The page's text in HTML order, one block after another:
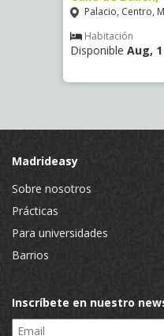
Palacio, Centro,
Habitación
Disponible Aug,
Madrideasy
Sobre nosotros
Prácticas
Para universidades
Barrios
Inscríbete en nuestro
Email